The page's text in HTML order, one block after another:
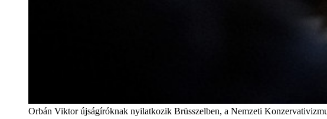
Orbán Viktor újságíróknak nyilatkozik Brüsszelben, a Nemzeti